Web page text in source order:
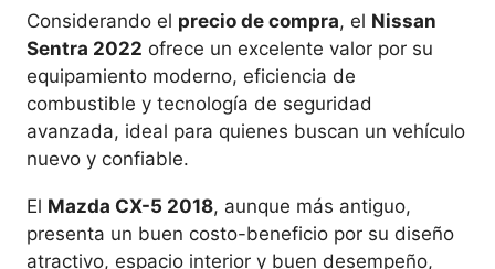
Considerando el precio de compra, el Nissan
Sentra 2022 ofrece un excelente valor por su
equipamiento moderno, eficiencia de
combustible y tecnología de seguridad
avanzada, ideal para quienes buscan un vehículo
nuevo y confiable.
El Mazda CX-5 2018, aunque más antiguo,
presenta un buen costo-beneficio por su diseño
atractivo, espacio interior y buen desempeño,